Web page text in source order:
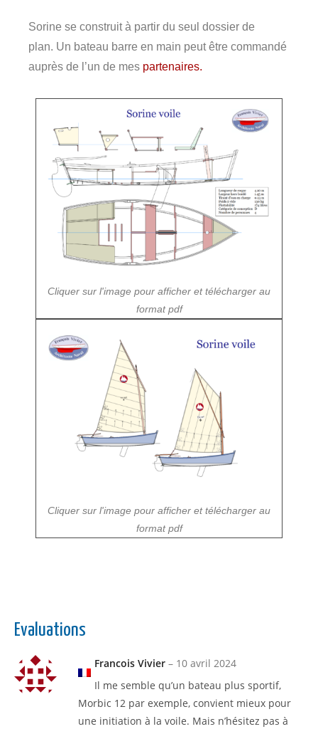
Sorine se construit à partir du seul dossier de
plan. Un bateau barre en main peut être commandé
auprès de l’un de mes partenaires.
Cliquer sur l'image pour afficher et télécharger au
format pdf
Cliquer sur l'image pour afficher et télécharger au
format pdf
Evaluations
Francois Vivier – 10 avril 2024
Il me semble qu’un bateau plus sportif,
Morbic 12 par exemple, convient mieux pour
une initiation à la voile. Mais n’hésitez pas à